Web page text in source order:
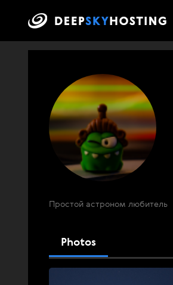
Простой астроном любитель
Photos